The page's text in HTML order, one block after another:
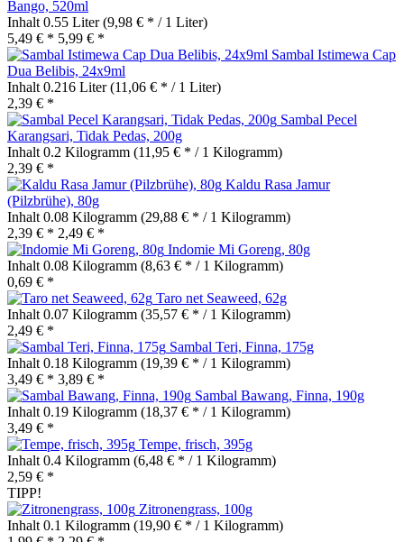
Bango, 520ml
Inhalt 0.55 Liter(9,98 € * / 1 Liter)
5,49 € * 5,99 € *
Sambal Istimewa Cap
Dua Belibis, 24x9ml
Inhalt 0.216 Liter(11,06 € * / 1 Liter)
2,39 € *
Sambal Pecel
Karangsari, Tidak Pedas, 200g
Inhalt 0.2 Kilogramm (11,95 € * / 1 Kilogramm)
2,39 € *
Kaldu Rasa Jamur
(Pilzbrühe), 80g
Inhalt 0.08 Kilogramm (29,88 € * / 1 Kilogramm)
2,39 € * 2,49 € *
Indomie Mi Goreng, 80g
Inhalt 0.08 Kilogramm (8,63 € * / 1 Kilogramm)
0,69 € *
Taro net Seaweed, 62g
Inhalt 0.07 Kilogramm (35,57 € * / 1 Kilogramm)
2,49 € *
Sambal Teri, Finna, 175g
Inhalt 0.18 Kilogramm (19,39 € * / 1 Kilogramm)
3,49 € * 3,89 € *
Sambal Bawang, Finna, 190g
Inhalt 0.19 Kilogramm (18,37 € * / 1 Kilogramm)
3,49 € *
Tempe, frisch, 395g
Inhalt 0.4 Kilogramm (6,48 € * / 1 Kilogramm)
2,59 € *
TIPP!
Zitronengrass, 100g
Inhalt 0.1 Kilogramm (19,90 € * / 1 Kilogramm)